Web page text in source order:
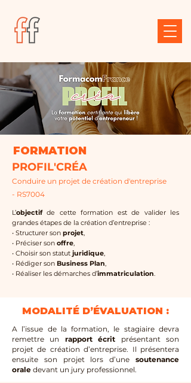
FORMATION
PROFIL'CRÉA
Conduire un projet de création d'entreprise
- RS7004
L’objectifde cette formation est de valider les
grandes étapes de la création d’entreprise :
• Structurer son projet,
• Préciser son offre,
• Choisir son statut juridique,
• Rédiger son Business Plan,
• Réaliser les démarches d’immatriculation.
MODALITÉ D’ÉVALUATION :
A l’issue de la formation, le stagiaire devra
remettre un rapport écrit présentant son
projet de création d’entreprise. Il présentera
ensuite son projet lors d’une soutenance
orale devant un jury professionnel.